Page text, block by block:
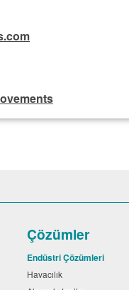
Çözümler
Endüstri Çözümleri
Havacılık